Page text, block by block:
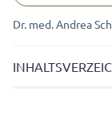
Dr. med. Andrea